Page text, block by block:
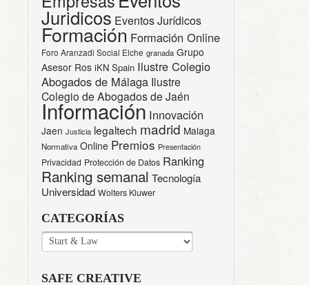
Juridicos Eventos Jurídicos
Formación Formación Online
Foro Aranzadi Social Elche granada Grupo
Asesor Ros iKN Spain Ilustre Colegio
Abogados de Málaga Ilustre
Colegio de Abogados de Jaén
Información Innovación
Jaen Justicia legaltech madrid Malaga
Normativa Online Premios Presentación
Privacidad Protección de Datos Ranking
Ranking semanal Tecnología
Universidad Wolters Kluwer
CATEGORÍAS
CATEGORÍAS
SAFE CREATIVE